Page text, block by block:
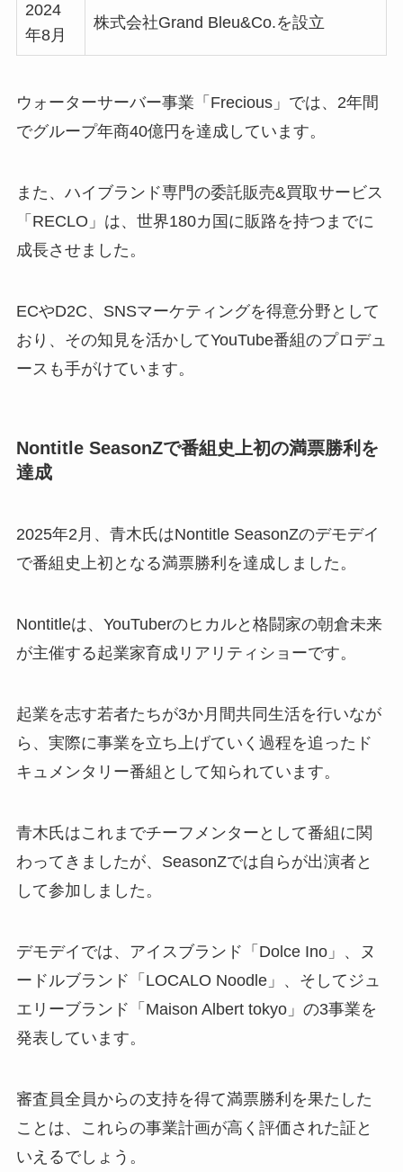
2024
年8月
株式会社Grand Bleu&Co.を設立
ウォーターサーバー事業「Frecious」では、2年間
でグループ年商40億円を達成しています。
また、ハイブランド専門の委託販売&買取サービス
「RECLO」は、世界180カ国に販路を持つまでに
成長させました。
ECやD2C、SNSマーケティングを得意分野として
おり、その知見を活かしてYouTube番組のプロデュ
ースも手がけています。
Nontitle SeasonZで番組史上初の満票勝利を
達成
2025年2月、青木氏はNontitle SeasonZのデモデイ
で番組史上初となる満票勝利を達成しました。
Nontitleは、YouTuberのヒカルと格闘家の朝倉未来
が主催する起業家育成リアリティショーです。
起業を志す若者たちが3か月間共同生活を行いなが
ら、実際に事業を立ち上げていく過程を追ったド
キュメンタリー番組として知られています。
青木氏はこれまでチーフメンターとして番組に関
わってきましたが、SeasonZでは自らが出演者と
して参加しました。
デモデイでは、アイスブランド「Dolce Ino」、ヌ
ードルブランド「LOCALO Noodle」、そしてジュ
エリーブランド「Maison Albert tokyo」の3事業を
発表しています。
審査員全員からの支持を得て満票勝利を果たした
ことは、これらの事業計画が高く評価された証と
いえるでしょう。